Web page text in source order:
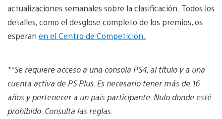
actualizaciones semanales sobre la clasificación. Todos los
detalles, como el desglose completo de los premios, os
esperan en el Centro de Competición.
**Se requiere acceso a una consola PS4, al título y a una
cuenta activa de PS Plus. Es necesario tener más de 16
años y pertenecer a un país participante. Nulo donde esté
prohibido. Consulta las reglas.